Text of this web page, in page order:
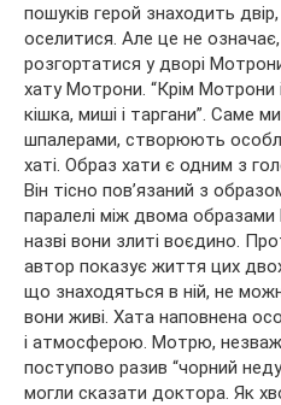
пошуків герой знаходить
оселитися. Але це не
розгортатися у дворі
хату Мотрони. “Крім Мотрони
кішка, миші і таргани”. Саме
шпалерами, створюють
хаті. Образ хати є одним з
Він тісно пов’язаний з
паралелі між двома
назві вони злиті воєдино.
автор показує життя цих двох
що знаходяться в ній, не
вони живі. Хата наповнена
і атмосферою. Мотрю,
поступово разив “чорний
могли сказати доктора. Як